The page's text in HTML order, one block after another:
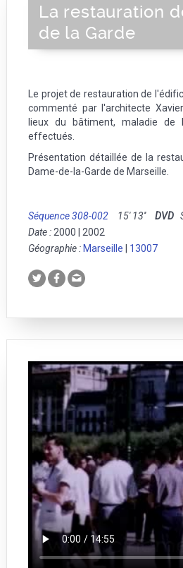
La restauration
de la Garde
Le projet de restauration de
commenté par l'architecte
lieux du bâtiment, maladie
effectués.
Présentation détaillée de la
Dame-de-la-Garde de Marseille.
Séquence 308-002 15' 13'' DVD
Date : 2000 | 2002
Géographie : Marseille 13007